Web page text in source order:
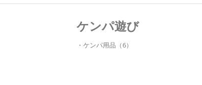
ケンパ遊び
・ケンパ用品（6）